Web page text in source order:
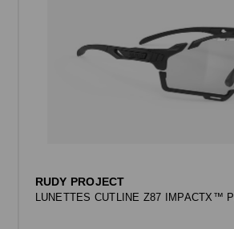
RUDY PROJECT
LUNETTES CUTLINE Z87 IMPACTX™